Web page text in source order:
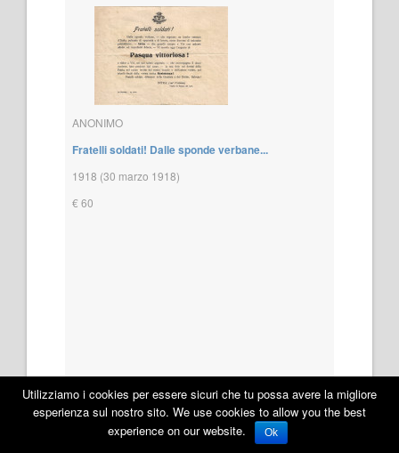
ANONIMO
Fratelli soldati! Dalle sponde verbane...
1918 (30 marzo 1918)
€ 60
Read more
Utilizziamo i cookies per essere sicuri che tu possa avere la migliore
esperienza sul nostro sito. We use cookies to allow you the best
experience on our website.
Ok